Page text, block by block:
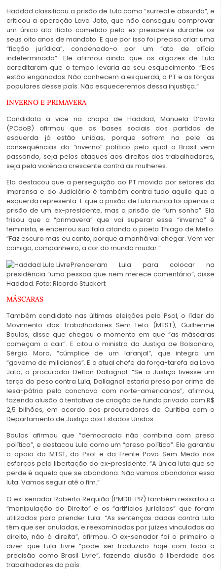
Haddad classificou a prisão de Lula como “surreal e absurda”, e
criticou a operação Lava Jato, que não conseguiu comprovar
um único ato ilícito cometido pelo ex-presidente durante os
seus oito anos de mandato. E que por isso foi preciso criar uma
“ficção jurídica”, condenado-o por um “ato de ofício
indeterminado”. Ele afirmou ainda que os algozes de Lula
acreditaram que o tempo levaria ao seu esquecimento. “Eles
estão enganados. Não conhecem a esquerda, o PT e as forças
populares desse país. Não esqueceremos dessa injustiça.”
INVERNO E PRIMAVERA
Candidata a vice na chapa de Haddad, Manuela D’ávila
(PCdoB) afirmou que as bases sociais dos partidos de
esquerda já estão unidas, porque sofrem na pele as
consequências do “inverno” político pelo qual o Brasil vem
passando, seja pelos ataques aos direitos dos trabalhadores,
seja pela violência crescente contra as mulheres.
Ela destacou que a perseguição ao PT movida por setores da
imprensa e do Judiciário é também contra tudo aquilo que a
esquerda representa. E que a prisão de Lula nunca foi apenas a
prisão de um ex-presidente, mas a prisão de “um sonho”. Ela
frisou que a “primavera” que vai superar esse “inverno” é
feminista, e encerrou sua fala citando o poeta Thiago de Mello:
“Faz escuro mas eu canto, porque a manhã vai chegar. Vem ver
comigo, companheiro, a cor do mundo mudar.”
Prenderam Lula para colocar na
presidência “uma pessoa que nem merece comentário”, disse
Haddad. Foto: Ricardo Stuckert
MÁSCARAS
Também candidato nas últimas eleições pelo Psol, o líder do
Movimento dos Trabalhadores Sem-Teto (MTST), Guilherme
Boulos, disse que chegou o momento em que “as máscaras
começam a cair”. E citou o ministro da Justiça de Bolsonaro,
Sérgio Moro, “cúmplice de um laranjal”, que integra um
“governo de milicianos”. E o atual chefe da força-tarefa da Lava
Jato, o procurador Deltan Dallagnol. “Se a Justiça tivesse um
terço do peso contra Lula, Dallagnol estaria preso por crime de
lesa-pátria pelo conchavo com norte-americanos”, afirmou,
fazendo alusão à tentativa de criação de fundo privado com R$
2,5 bilhões, em acordo dos procuradores de Curitiba com o
Departamento de Justiça dos Estados Unidos.
Boulos afirmou que “democracia não combina com preso
político”, e destacou Lula como um “preso político”. Ele garantiu
o apoio do MTST, do Psol e da Frente Povo Sem Medo nos
esforços pela libertação do ex-presidente. “A única luta que se
perde é aquela que se abandona. Não vamos abandonar essa
luta. Vamos seguir até o fim.”
O ex-senador Roberto Requião (PMDB-PR) também ressaltou a
“manipulação do Direito” e os “artifícios jurídicos” que foram
utilizados para prender Lula. “As sentenças dadas contra Lula
têm que ser anuladas, e reexaminadas por juízes vinculados ao
direito, não à direita”, afirmou. O ex-senador foi o primeiro a
dizer que Lula Livre “pode ser traduzido hoje com toda a
precisão como Brasil Livre”, fazendo alusão à liberdade dos
trabalhadores do país.